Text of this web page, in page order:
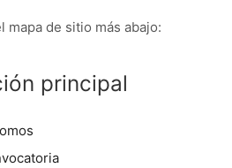
mapa de sitio más abajo:
principal